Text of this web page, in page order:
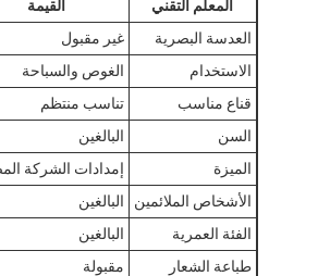
المعلم التقني
القيمة
العدسة البصرية
غير مقبول
الاستخدام
الغوص والسباحة
قناع مناسب
تناسب منتظم
السن
البالغين
الميزة
إمدادات الشركة
الأشخاص الملائمين
البالغين
الفئة العمرية
البالغين
طباعة الشعار
مقبولة